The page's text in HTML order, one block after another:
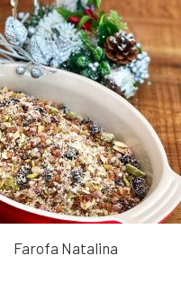
Farofa Natalina